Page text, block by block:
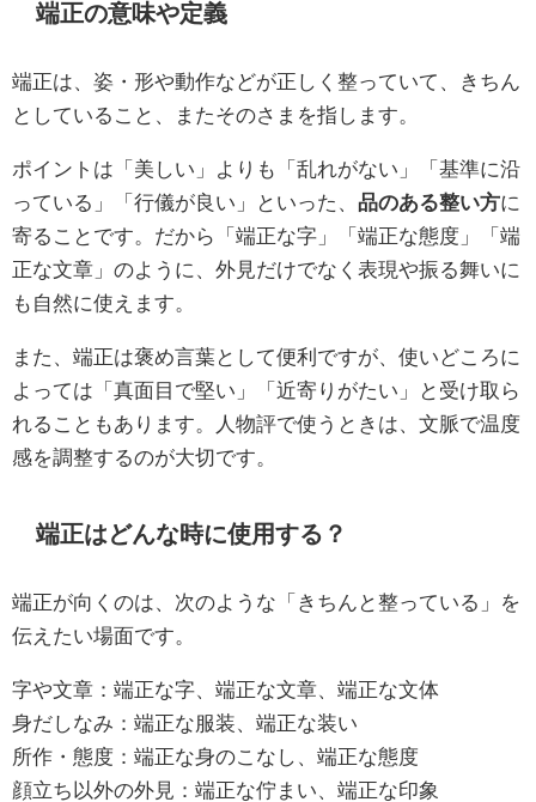
端正の意味や定義
端正は、姿・形や動作などが正しく整っていて、きちん
としていること、またそのさまを指します。
ポイントは「美しい」よりも「乱れがない」「基準に沿
っている」「行儀が良い」といった、 品のある整い方に
寄ることです。だから「端正な字」「端正な態度」「端
正な文章」のように、外見だけでなく表現や振る舞いに
も自然に使えます。
また、端正は褒め言葉として便利ですが、使いどころに
よっては「真面目で堅い」「近寄りがたい」と受け取ら
れることもあります。人物評で使うときは、文脈で温度
感を調整するのが大切です。
端正はどんな時に使用する？
端正が向くのは、次のような「きちんと整っている」を
伝えたい場面です。
字や文章：端正な字、端正な文章、端正な文体
身だしなみ：端正な服装、端正な装い
所作・態度：端正な身のこなし、端正な態度
顔立ち以外の外見：端正な佇まい、端正な印象